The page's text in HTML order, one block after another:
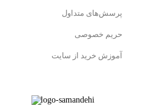
پرسش‌های متداول
حریم خصوصی
آموزش خرید از سایت